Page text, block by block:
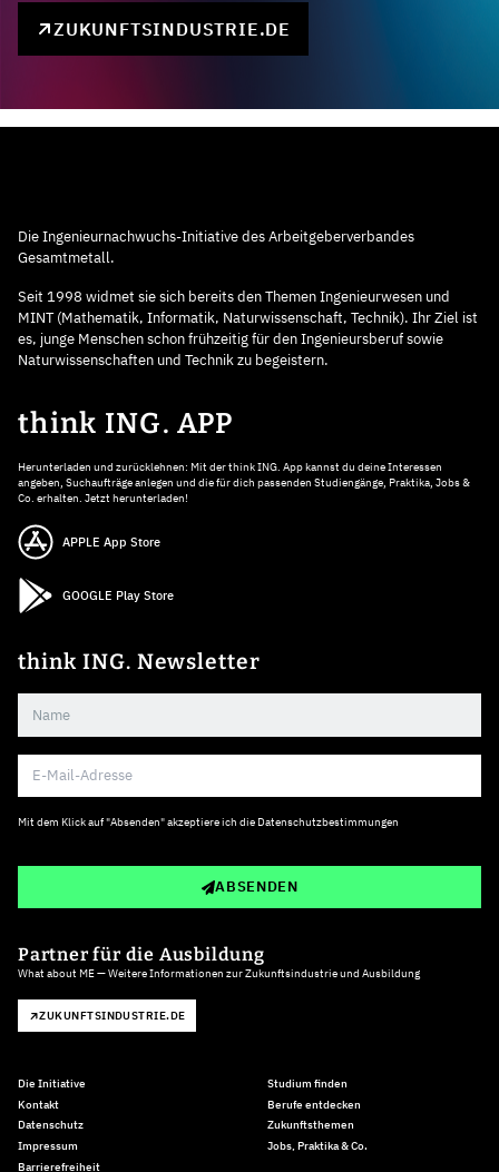
ZUKUNFTSINDUSTRIE.DE
Die Ingenieurnachwuchs-Initiative des Arbeitgeberverbandes
Gesamtmetall.
Seit 1998 widmet sie sich bereits den Themen Ingenieurwesen und
MINT (Mathematik, Informatik, Naturwissenschaft, Technik). Ihr Ziel ist
es, junge Menschen schon frühzeitig für den Ingenieursberuf sowie
Naturwissenschaften und Technik zu begeistern.
think ING. APP
Herunterladen und zurücklehnen: Mit der think ING. App kannst du deine Interessen
angeben, Suchaufträge anlegen und die für dich passenden Studiengänge, Praktika, Jobs &
Co. erhalten. Jetzt herunterladen!
APPLE App Store
GOOGLE Play Store
think ING. Newsletter
Mit dem Klick auf "Absenden" akzeptiere ich die Datenschutzbestimmungen
ABSENDEN
Partner für die Ausbildung
What about ME — Weitere Informationen zur Zukunftsindustrie und Ausbildung
ZUKUNFTSINDUSTRIE.DE
Die Initiative
Kontakt
Datenschutz
Impressum
Barrierefreiheit
Studium finden
Berufe entdecken
Zukunftsthemen
Jobs, Praktika & Co.